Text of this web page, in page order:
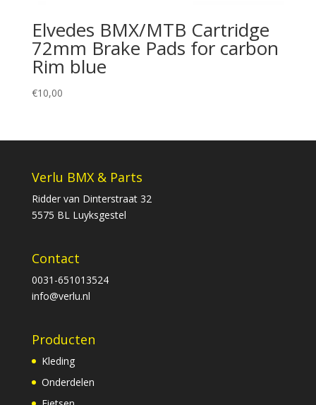
Elvedes BMX/MTB Cartridge
72mm Brake Pads for carbon
Rim blue
€10,00
Verlu BMX & Parts
Ridder van Dinterstraat 32
5575 BL Luyksgestel
Contact
0031-651013524
info@verlu.nl
Producten
Kleding
Onderdelen